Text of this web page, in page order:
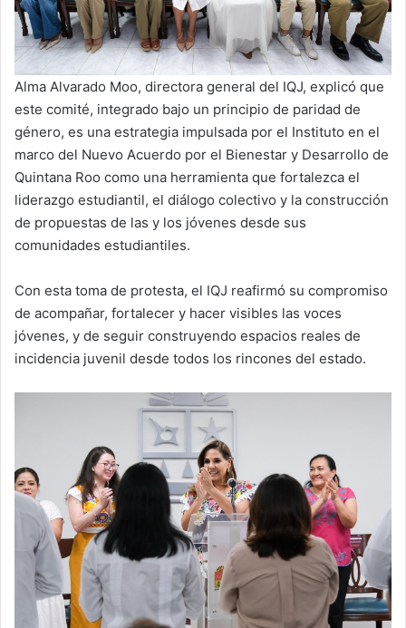
Alma Alvarado Moo, directora general del IQJ, explicó que
este comité, integrado bajo un principio de paridad de
género, es una estrategia impulsada por el Instituto en el
marco del Nuevo Acuerdo por el Bienestar y Desarrollo de
Quintana Roo como una herramienta que fortalezca el
liderazgo estudiantil, el diálogo colectivo y la construcción
de propuestas de las y los jóvenes desde sus
comunidades estudiantiles.
Con esta toma de protesta, el IQJ reafirmó su compromiso
de acompañar, fortalecer y hacer visibles las voces
jóvenes, y de seguir construyendo espacios reales de
incidencia juvenil desde todos los rincones del estado.